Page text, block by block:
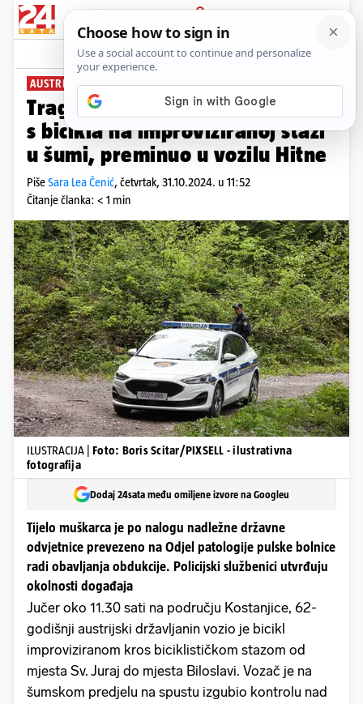
PRIJAVA
News Komentari
AUSTRIJSKI DRŽAVLJANIN
Tragedija u Istri: Muškarac pao
s bicikla na improviziranoj stazi
u šumi, preminuo u vozilu Hitne
PišeSara Lea Čenić, četvrtak, 31.10.2024. u 11:52
Čitanje članka: < 1 min
ILUSTRACIJA | Foto: Boris Scitar/PIXSELL - ilustrativna
fotografija
Dodaj 24sata među omiljene izvore na Googleu
Tijelo muškarca je po nalogu nadležne državne
odvjetnice prevezeno na Odjel patologije pulske bolnice
radi obavljanja obdukcije. Policijski službenici utvrđuju
okolnosti događaja
Jučer oko 11.30 sati na području Kostanjice, 62-
godišnji austrijski državljanin vozio je bicikl
improviziranom kros biciklističkom stazom od
mjesta Sv. Juraj do mjesta Biloslavi. Vozač je na
šumskom predjelu na spustu izgubio kontrolu nad